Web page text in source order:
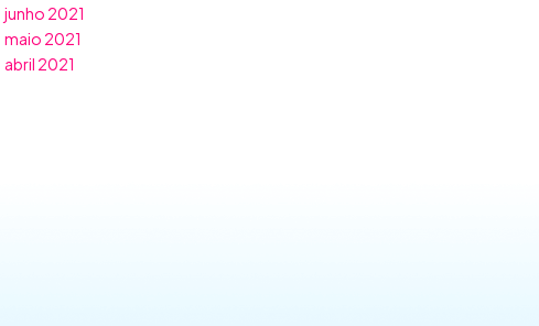
junho 2021
maio 2021
abril 2021